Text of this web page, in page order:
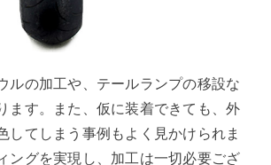
ルの加工や、テールランプの移設な
ます。また、仮に装着できても、外
してしまう事例もよく見かけられま
ングを実現し、加工は一切必要ござ